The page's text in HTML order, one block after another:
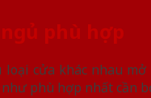
ngủ phù hợp
cửa khác nhau
phù hợp nhất cần